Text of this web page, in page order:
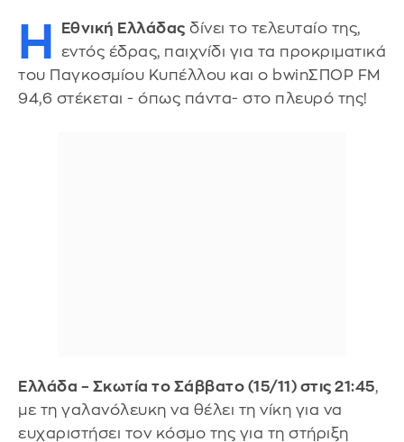
Η Εθνική Ελλάδας δίνει το τελευταίο της,
εντός έδρας, παιχνίδι για τα προκριματικά
του Παγκοσμίου Κυπέλλου και ο bwinΣΠΟΡ FM
94,6 στέκεται - όπως πάντα- στο πλευρό της!
Ελλάδα – Σκωτία το Σάββατο (15/11) στις 21:45,
με τη γαλανόλευκη να θέλει τη νίκη για να
ευχαριστήσει τον κόσμο της για τη στήριξη